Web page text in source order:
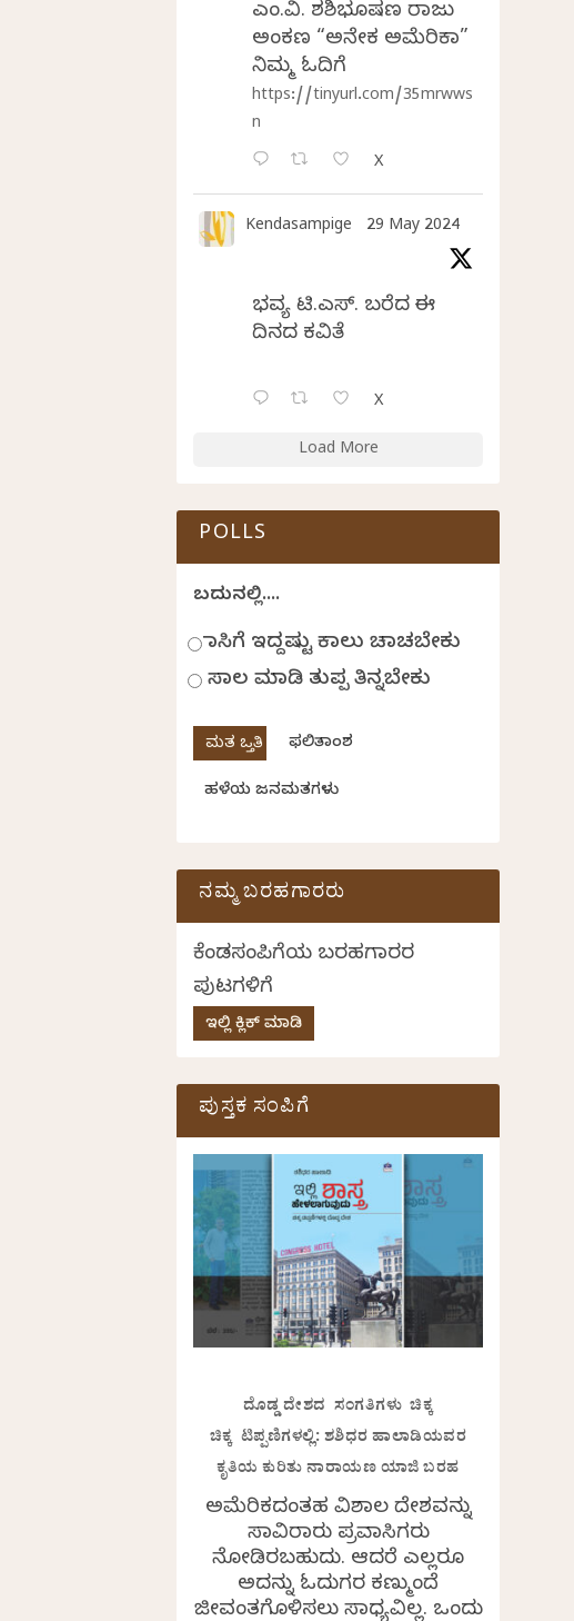
ಎಂ.ವಿ. ಶಶಿಭೂಷಣ ರಾಜು
ಅಂಕಣ “ಅನೇಕ ಅಮೆರಿಕಾ”
ನಿಮ್ಮ ಓದಿಗೆ
https://tinyurl.com/35mrwws
n
X
Kendasampige 29 May 2024
ಭವ್ಯ ಟಿ.ಎಸ್. ಬರೆದ ಈ
ದಿನದ ಕವಿತೆ
X
Load More
POLLS
ಬದುಕಿನಲ್ಲಿ....
ಹಾಸಿಗೆ ಇದ್ದಷ್ಟು ಕಾಲು ಚಾಚಬೇಕು
ಸಾಲ ಮಾಡಿ ತುಪ್ಪ ತಿನ್ನಬೇಕು
ಫಲಿತಾಂಶ
ಹಳೆಯ ಜನಮತಗಳು
ನಮ್ಮ ಬರಹಗಾರರು
ಕೆಂಡಸಂಪಿಗೆಯ ಬರಹಗಾರರ
ಪುಟಗಳಿಗೆ
ಇಲ್ಲಿ ಕ್ಲಿಕ್ ಮಾಡಿ
ಪುಸ್ತಕ ಸಂಪಿಗೆ
ದೊಡ್ಡ ದೇಶದ ಸಂಗತಿಗಳು ಚಿಕ್ಕ
ಚಿಕ್ಕ ಟಿಪ್ಪಣಿಗಳಲ್ಲಿ: ಶಶಿಧರ ಹಾಲಾಡಿಯವರ
ಕೃತಿಯ ಕುರಿತು ನಾರಾಯಣ ಯಾಜಿ ಬರಹ
ಅಮೆರಿಕದಂತಹ ವಿಶಾಲ ದೇಶವನ್ನು
ಸಾವಿರಾರು ಪ್ರವಾಸಿಗರು
ನೋಡಿರಬಹುದು. ಆದರೆ ಎಲ್ಲರೂ
ಅದನ್ನು ಓದುಗರ ಕಣ್ಮುಂದೆ
ಜೀವಂತಗೊಳಿಸಲು ಸಾಧ್ಯವಿಲ್ಲ. ಒಂದು